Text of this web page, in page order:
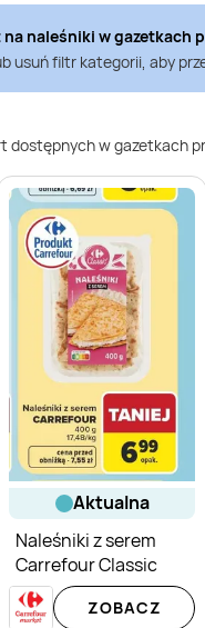
na naleśniki w gazetkach
usuń filtr kategorii, aby
dostępnych w gazetkach
aktualna
Naleśniki z serem
Carrefour Classic
ZOBACZ